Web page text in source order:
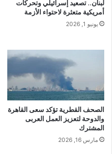
لبنان.. تصعيد إسرائيلي وتحركات
أمريكية متعثرة لاحتواء الأزمة
يونيو 1, 2026
الصحف القطرية تؤكد سعى القاهرة
والدوحة لتعزيز العمل العربى
المشترك
مارس 16, 2026